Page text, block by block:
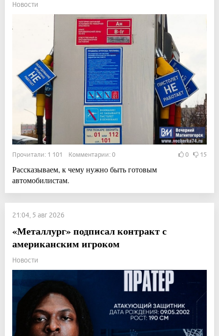
Новости
Прочитали: 1 101 Комментарии: 0 0 15
Рассказываем, к чему нужно быть готовым
автомобилистам.
21:04, 5 авг 2026
«Металлург» подписал контракт с
американским игроком
Новости